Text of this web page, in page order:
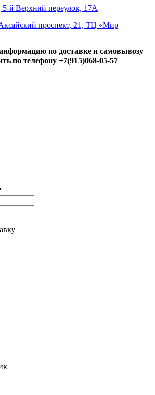
5-й Верхний переулок, 17А
проспект, 21, ТЦ «Мир
по доставке и самовывозу
по телефону +7(915)068-05-57